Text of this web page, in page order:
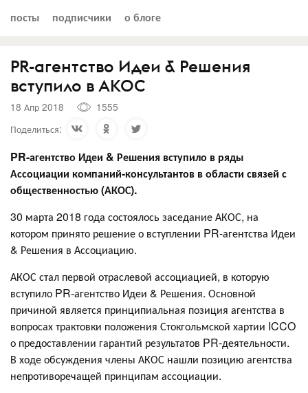
посты подписчики о блоге
PR-агентство Идеи & Решения
вступило в АКОС
18 Апр 2018
1555
Поделиться:
PR-агентство Идеи & Решения вступило в ряды
Ассоциации компаний-консультантов в области связей с
общественностью (АКОС).
30 марта 2018 года состоялось заседание АКОС, на
котором принято решение о вступлении PR-агентства Идеи
& Решения в Ассоциацию.
АКОС стал первой отраслевой ассоциацией, в которую
вступило PR-агентство Идеи & Решения. Основной
причиной является принципиальная позиция агентства в
вопросах трактовки положения Стокгольмской хартии ICCO
о предоставлении гарантий результатов PR-деятельности.
В ходе обсуждения члены АКОС нашли позицию агентства
непротиворечащей принципам ассоциации.